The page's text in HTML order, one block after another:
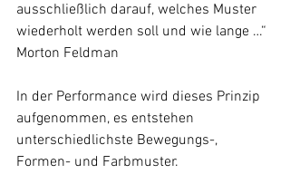
ausschließlich darauf, welches Muster
wiederholt werden soll und wie lange …“
Morton Feldman
In der Performance wird dieses Prinzip
aufgenommen, es entstehen
unterschiedlichste Bewegungs-,
Formen- und Farbmuster.